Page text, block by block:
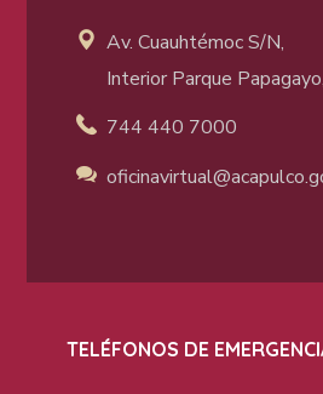
Av. Cuauhtémoc S/N,
Interior Parque
744 440 7000
oficinavirtual@acapulco
TELÉFONOS DE